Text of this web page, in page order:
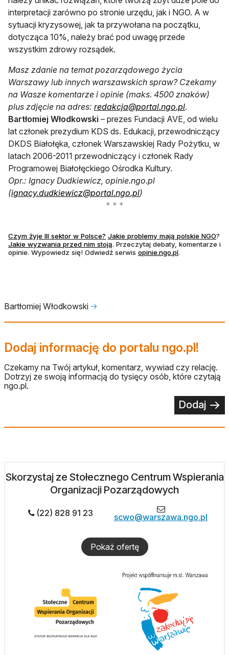
interpretacji zarówno po stronie urzędu, jak i NGO. A w
sytuacji kryzysowej, jak ta przywołana na początku,
dotycząca 10%, należy brać pod uwagę przede
wszystkim zdrowy rozsądek.
Masz zdanie na temat pozarządowego życia
Warszawy lub innych warszawskich spraw? Czekamy
na Wasze komentarze i opinie (maks. 4500 znaków)
plus zdjęcie na adres: redakcja@portal.ngo.pl.
Bartłomiej Włodkowski – prezes Fundacji AVE, od wielu
lat członek prezydium KDS ds. Edukacji, przewodniczący
DKDS Białołęka, członek Warszawskiej Rady Pożytku, w
latach 2006-2011 przewodniczący i członek Rady
Programowej Białołęckiego Ośrodka Kultury.
Opr.: Ignacy Dudkiewicz, opinie.ngo.pl
(ignacy.dudkiewicz@portal.ngo.pl)
Czym żyje III sektor w Polsce? Jakie problemy mają polskie NGO?
Jakie wyzwania przed nim stoją. Przeczytaj debaty, komentarze i
opinie. Wypowiedz się! Odwiedź serwis opinie.ngo.pl.
Bartłomiej Włodkowski 🡢
Dodaj informację do portalu ngo.pl!
Czekamy na Twój artykuł, komentarz, wywiad czy relację.
Dotrzyj ze swoją informacją do tysięcy osób, które czytają
ngo.pl.
Dodaj
Skorzystaj ze Stołecznego Centrum Wspierania
Organizacji Pozarządowych
(22) 828 91 23 scwo@warszawa.ngo.pl
Pokaż ofertę